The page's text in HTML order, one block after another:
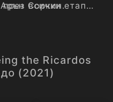
Арън Соркин.
всички етапи
на една особено
шоу „I
the Ricardos
(2021)